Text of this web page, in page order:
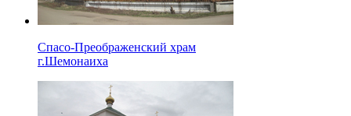
Спасо-Преображенский храм
г.Шемонаиха